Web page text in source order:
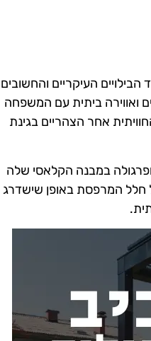
העיקריים והחשובים
ואווירה ביתית עם המשפחה
אחר הצהריים בגינת
במבנה הקלאסי שלה
חלל המרפסת באופן שישדרג